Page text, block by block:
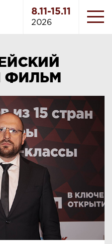
8.11-15.11
2026
ФИЛЬМ